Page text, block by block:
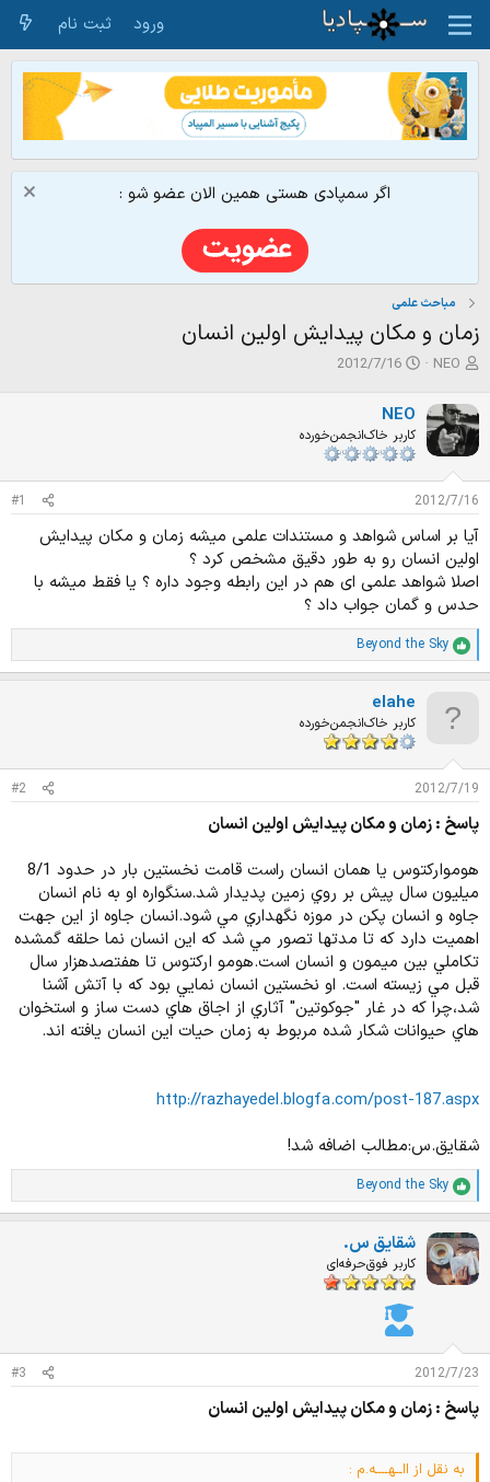
ورود ثبت نام
اگر سمپادی هستی همین الان عضو شو :
مباحث علمی
زمان و مکان پیدایش اولین انسان
ش
و
ع
ک
ن
ن
د
ه
م
و
ض
و
NEO
ت
ر
ی
خ
ش
ر
ع
2012/7/16
NEO
کاربر خاک‌انجمن‌خورده
2012/7/16
#1
آیا بر اساس شواهد و مستندات علمی میشه زمان و مکان پیدایش
اولین انسان رو به طور دقیق مشخص کرد ؟
اصلا شواهد علمی ای هم در این رابطه وجود داره ؟ یا فقط میشه با
حدس و گمان جواب داد ؟
ا
م
ت
Beyond the Sky
elahe
کاربر خاک‌انجمن‌خورده
2012/7/19
#2
پاسخ : زمان و مکان پیدایش اولین انسان
هومواركتوس يا همان انسان راست قامت نخستين بار در حدود 8/1
ميليون سال پيش بر روي زمين پديدار شد.سنگواره او به نام انسان
جاوه و انسان پكن در موزه نگهداري مي شود.انسان جاوه از اين جهت
اهميت دارد كه تا مدتها تصور مي شد كه اين انسان نما حلقه گمشده
تكاملي بين ميمون و انسان است.هومو اركتوس تا هفتصدهزار سال
قبل مي زيسته است. او نخستين انسان نمايي بود كه با آتش آشنا
شد،چرا كه در غار "جوكوتين" آثاري از اجاق هاي دست ساز و استخوان
هاي حيوانات شكار شده مربوط به زمان حيات اين انسان يافته اند.
http://razhayedel.blogfa.com/post-187.aspx
شقایق.س:مطالب اضافه شد!
ا
م
ت
ی
ا
ز
Beyond the Sky
شقایق س.
کاربر فوق‌حرفه‌ای
2012/7/23
#3
پاسخ : زمان و مکان پیدایش اولین انسان
به نقل از ااــهــــه.م :